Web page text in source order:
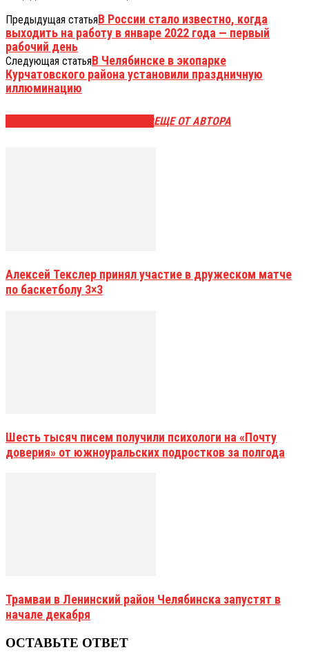
Предыдущая статьяВ России стало известно, когда
выходить на работу в январе 2022 года — первый
рабочий день
Следующая статьяВ Челябинске в экопарке
Курчатовского района установили праздничную
иллюминацию
ЕЩЕ ОТ АВТОРА
Алексей Текслер принял участие в дружеском матче
по баскетболу 3×3
Шесть тысяч писем получили психологи на «Почту
доверия» от южноуральских подростков за полгода
Трамваи в Ленинский район Челябинска запустят в
начале декабря
ОСТАВЬТЕ ОТВЕТ